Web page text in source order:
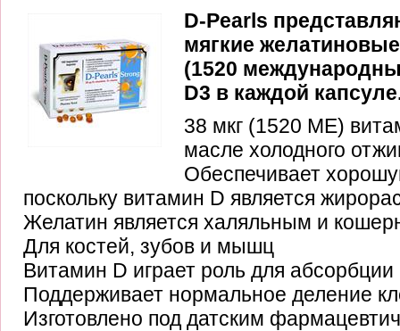
D-Pearls
мягкие
(1520
D3 в каждой
38 мкг (1520 МЕ)
масле холодного
Обеспечивает
поскольку витамин D является
Желатин является халяльным и
Для костей, зубов и мышц
Витамин D играет роль для абсорбции
Поддерживает нормальное деление
Изготовлено под датским